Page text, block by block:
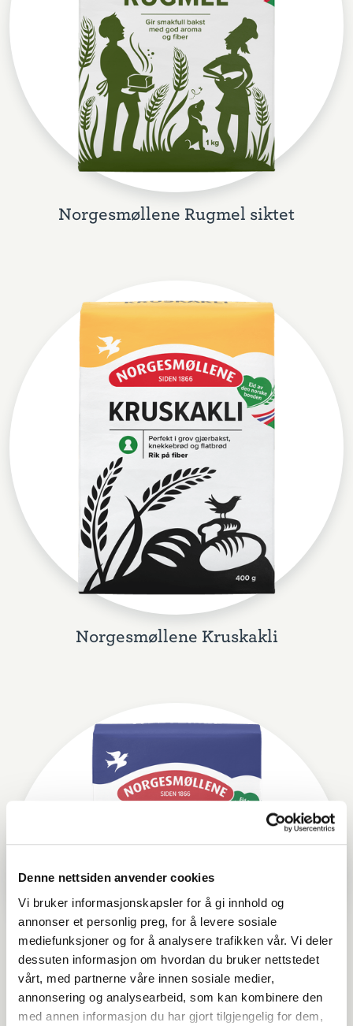
Denne nettsiden anvender cookies
Vi bruker informasjonskapsler for å gi innhold og
annonser et personlig preg, for å levere sosiale
mediefunksjoner og for å analysere trafikken vår. Vi deler
dessuten informasjon om hvordan du bruker nettstedet
vårt, med partnerne våre innen sosiale medier,
annonsering og analysearbeid, som kan kombinere den
med annen informasjon du har gjort tilgjengelig for dem,
Norgesmøllene Rugmel siktet
Norgesmøllene Kruskakli